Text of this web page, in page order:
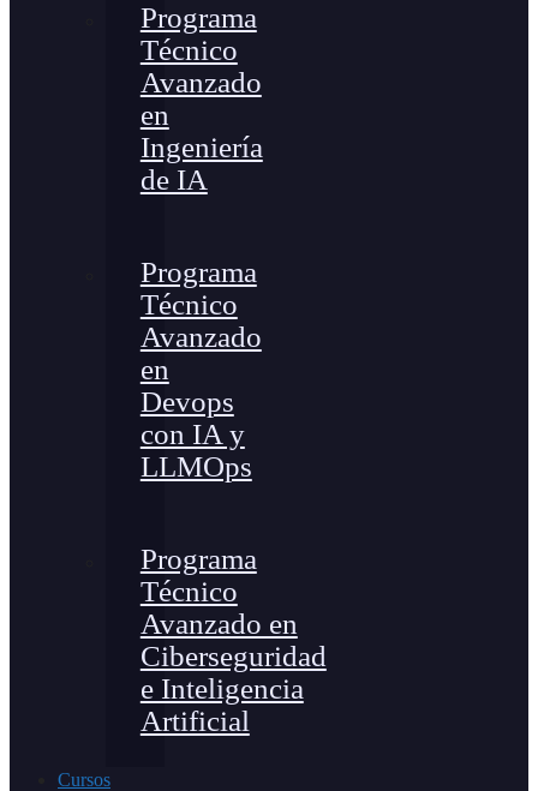
Programa
Técnico
Avanzado
en
Ingeniería
de IA
Programa
Técnico
Avanzado
en
Devops
con IA y
LLMOps
Programa
Técnico
Avanzado en
Ciberseguridad
e Inteligencia
Artificial
Cursos